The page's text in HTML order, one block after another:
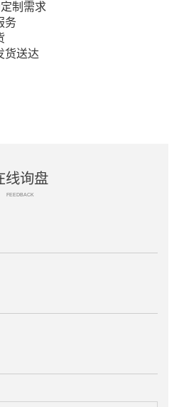
制需求
务
货送达
线询盘
FEEDBACK